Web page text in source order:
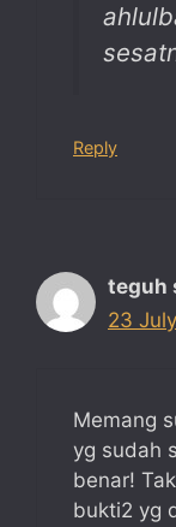
Reply
teguh
23
Memang
yg sudah
benar!
bukti2 yg